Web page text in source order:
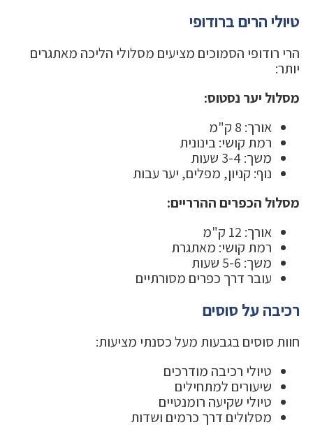
טיולי הרים ברודופי
הרי רודופי הסמוכים מציעים מסלולי הליכה מאתגרים
יותר:
מסלול יער נסטוס:
אורך: 8 ק"מ
רמת קושי: בינונית
משך: 3-4 שעות
נוף: קניון, מפלים, יער עבות
מסלול הכפרים ההרריים:
אורך: 12 ק"מ
רמת קושי: מאתגרת
משך: 5-6 שעות
עובר דרך כפרים מסורתיים
רכיבה על סוסים
חוות סוסים בגבעות מעל כסנתי מציעות:
טיולי רכיבה מודרכים
שיעורים למתחילים
טיולי שקיעה רומנטיים
מסלולים דרך כרמים ושדות